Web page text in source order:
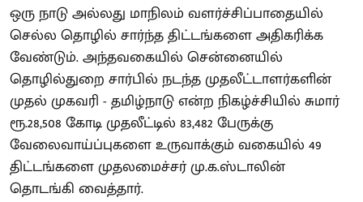
ஒரு நாடு அல்லது மாநிலம் வளர்ச்சிப்பாதையில்
செல்ல தொழில் சார்ந்த திட்டங்களை அதிகரிக்க
வேண்டும். அந்தவகையில் சென்னையில்
தொழில்துறை சார்பில் நடந்த முதலீட்டாளர்களின்
முதல் முகவரி - தமிழ்நாடு என்ற நிகழ்ச்சியில் சுமார்
ரூ.28,508 கோடி முதலீட்டில் 83,482 பேருக்கு
வேலைவாய்ப்புகளை உருவாக்கும் வகையில் 49
திட்டங்களை முதலமைச்சர் மு.க.ஸ்டாலின்
தொடங்கி வைத்தார்.